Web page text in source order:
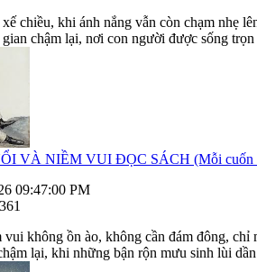
chiều, khi ánh nắng vẫn còn chạm nhẹ
chậm lại, nơi con người được sống
VÀ NIỀM VUI ĐỌC SÁCH (Mỗi cuốn
09:47:00 PM
không ồn ào, không cần đám đông, chỉ
lại, khi những bận rộn mưu sinh lùi